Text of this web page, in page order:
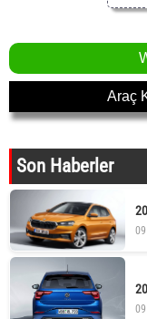
Araç
Son Haberler